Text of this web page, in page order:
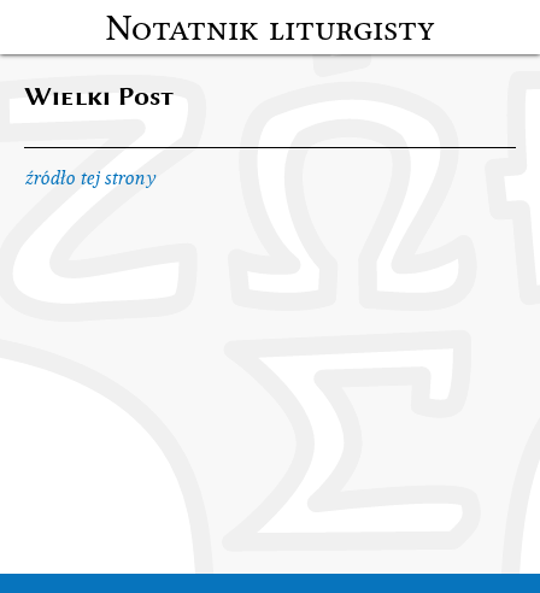
Notatnik liturgisty
Wielki Post
źródło tej strony